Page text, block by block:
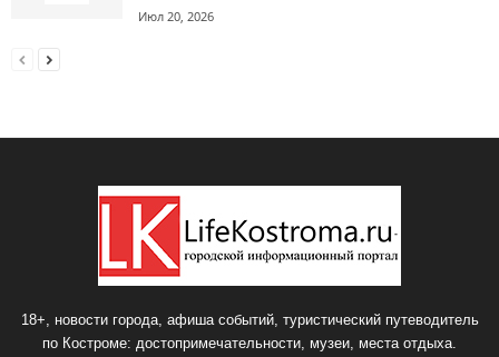
Июл 20, 2026
18+, новости города, афиша событий, туристический путеводитель
по Костроме: достопримечательности, музеи, места отдыха.